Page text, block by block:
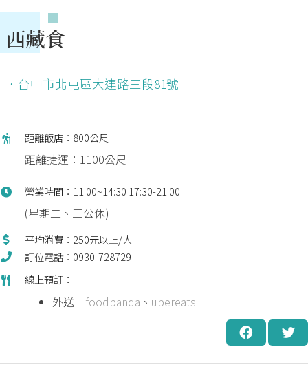
西藏食
．台中市北屯區大連路三段81號
距離飯店：800公尺
距離捷運：1100公尺
營業時間：11:00~14:30 17:30-21:00
(星期二、三公休)
平均消費：250元以上/人
訂位電話：0930-728729
線上預訂：
外送 foodpanda 、 ubereats